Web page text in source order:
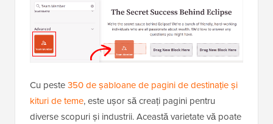
Cu peste350 de șabloane de pagini de destinație și
kituri de teme, este ușor să creați pagini pentru
diverse scopuri și industrii. Această varietate vă poate